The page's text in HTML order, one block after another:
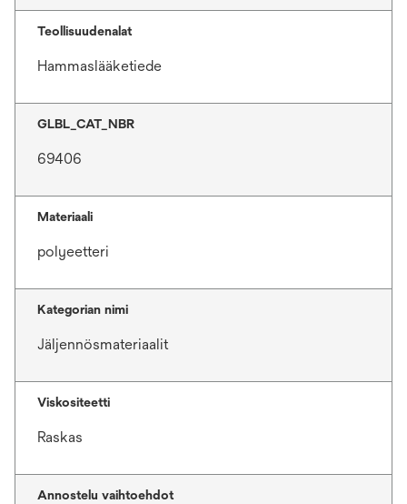
Teollisuudenalat
Hammaslääketiede
GLBL_CAT_NBR
69406
Materiaali
polyeetteri
Kategorian nimi
Jäljennösmateriaalit
Viskositeetti
Raskas
Annostelu vaihtoehdot